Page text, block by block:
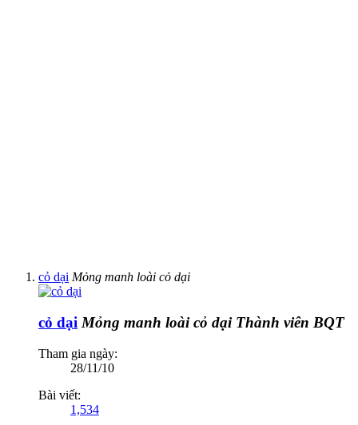
cỏ dại Mỏng manh loài cỏ dại
cỏ dại Mỏng manh loài cỏ dại Thành viên BQT
Tham gia ngày:
28/11/10
Bài viết:
1,534